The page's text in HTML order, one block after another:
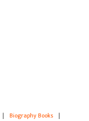
| Biography Books |